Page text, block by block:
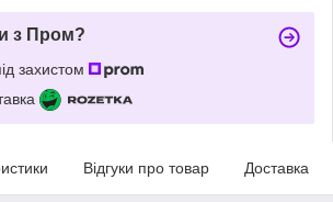
з Пром?
захистом
Відгуки про товар Доставка